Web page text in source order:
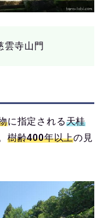
雲寺山門
に指定される天桂
樹齢400年以上の見